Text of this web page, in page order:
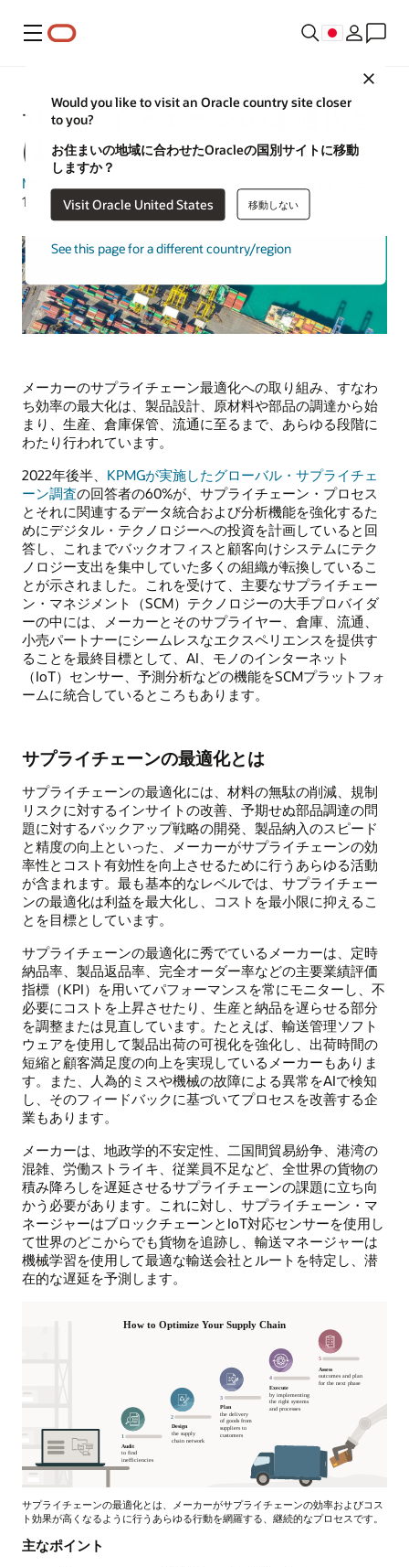
メニュー
Would you like to visit an Oracle country site closer
to you?
お住まいの地域に合わせたOracleの国別サイトに移動
しますか？
Visit Oracle United States 移動しない
See this page for a different country/region
サプライチェーンの最適化と
は
Margaret Lindquist
12月4日
メーカーのサプライチェーン最適化への取り組み、すなわ
ち効率の最大化は、製品設計、原材料や部品の調達から始
まり、生産、倉庫保管、流通に至るまで、あらゆる段階に
わたり行われています。
2022年後半、 KPMGが実施したグローバル・サプライチェ
ーン調査の回答者の60%が、サプライチェーン・プロセス
とそれに関連するデータ統合および分析機能を強化するた
めにデジタル・テクノロジーへの投資を計画していると回
答し、これまでバックオフィスと顧客向けシステムにテク
ノロジー支出を集中していた多くの組織が転換しているこ
とが示されました。これを受けて、主要なサプライチェー
ン・マネジメント（SCM）テクノロジーの大手プロバイダ
ーの中には、メーカーとそのサプライヤー、倉庫、流通、
小売パートナーにシームレスなエクスペリエンスを提供す
ることを最終目標として、AI、モノのインターネット
（IoT）センサー、予測分析などの機能をSCMプラットフォ
ームに統合しているところもあります。
サプライチェーンの最適化とは
サプライチェーンの最適化には、材料の無駄の削減、規制
リスクに対するインサイトの改善、予期せぬ部品調達の問
題に対するバックアップ戦略の開発、製品納入のスピード
と精度の向上といった、メーカーがサプライチェーンの効
率性とコスト有効性を向上させるために行うあらゆる活動
が含まれます。最も基本的なレベルでは、サプライチェー
ンの最適化は利益を最大化し、コストを最小限に抑えるこ
とを目標としています。
サプライチェーンの最適化に秀でているメーカーは、定時
納品率、製品返品率、完全オーダー率などの主要業績評価
指標（KPI）を用いてパフォーマンスを常にモニターし、不
必要にコストを上昇させたり、生産と納品を遅らせる部分
を調整または見直しています。たとえば、輸送管理ソフト
ウェアを使用して製品出荷の可視化を強化し、出荷時間の
短縮と顧客満足度の向上を実現しているメーカーもありま
す。また、人為的ミスや機械の故障による異常をAIで検知
し、そのフィードバックに基づいてプロセスを改善する企
業もあります。
メーカーは、地政学的不安定性、二国間貿易紛争、港湾の
混雑、労働ストライキ、従業員不足など、全世界の貨物の
積み降ろしを遅延させるサプライチェーンの課題に立ち向
かう必要があります。これに対し、サプライチェーン・マ
ネージャーはブロックチェーンとIoT対応センサーを使用し
て世界のどこからでも貨物を追跡し、輸送マネージャーは
機械学習を使用して最適な輸送会社とルートを特定し、潜
在的な遅延を予測します。
サプライチェーンの最適化とは、メーカーがサプライチェーンの効率およびコス
ト効果が高くなるように行うあらゆる行動を網羅する、継続的なプロセスです。
主なポイント